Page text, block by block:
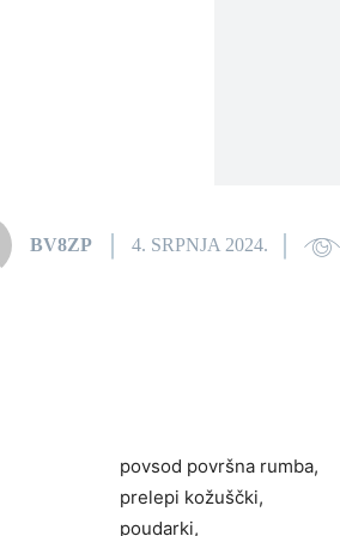
BV8ZP 4. SRPNJA 2024.
povsod površna rumba,
prelepi kožuščki,
poudarki,